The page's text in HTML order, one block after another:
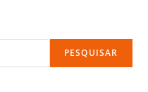
PESQUISAR